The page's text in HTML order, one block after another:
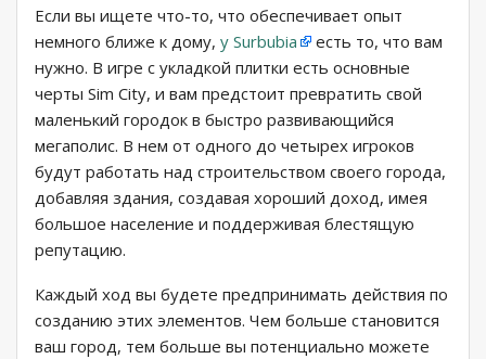
Если вы ищете что-то, что обеспечивает опыт
немного ближе к дому, у Surbubia
есть то, что вам
нужно. В игре с укладкой плитки есть основные
черты Sim City, и вам предстоит превратить свой
маленький городок в быстро развивающийся
мегаполис. В нем от одного до четырех игроков
будут работать над строительством своего города,
добавляя здания, создавая хороший доход, имея
большое население и поддерживая блестящую
репутацию.
Каждый ход вы будете предпринимать действия по
созданию этих элементов. Чем больше становится
ваш город, тем больше вы потенциально можете